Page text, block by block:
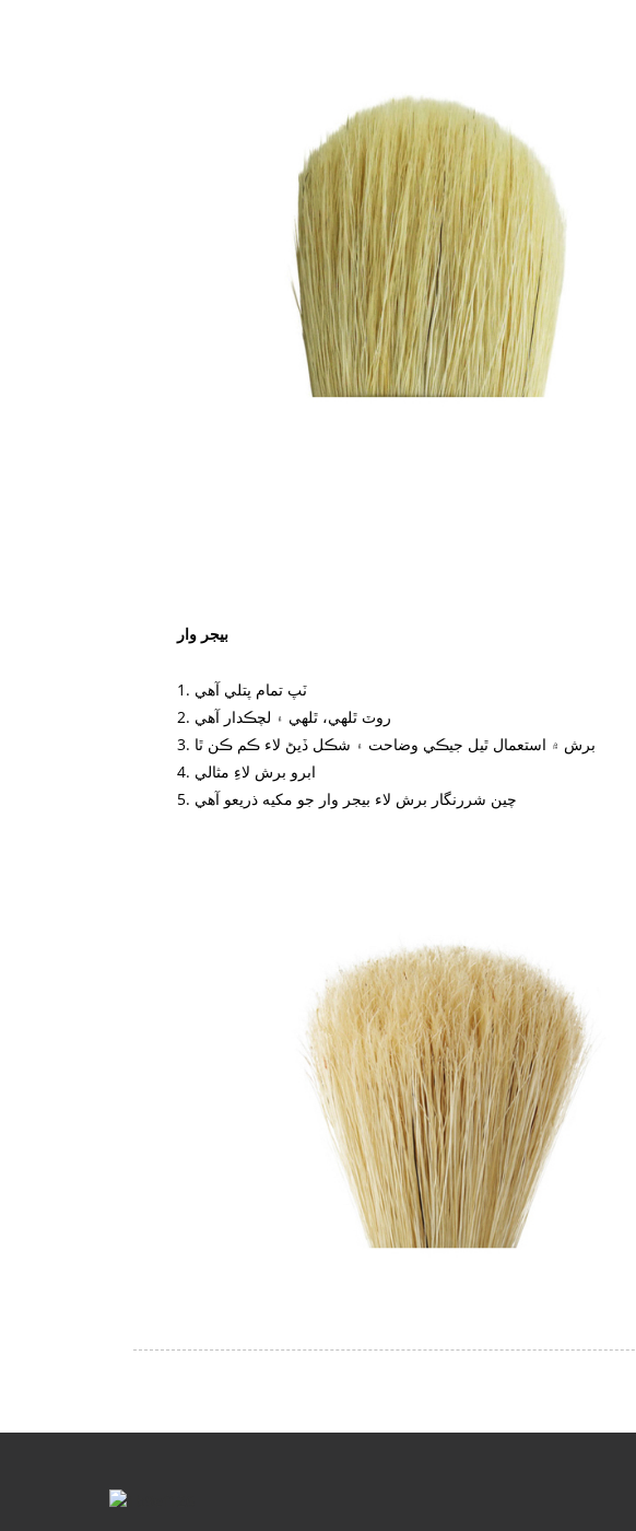
بيجر وار
1. ٽپ تمام پتلي آهي
2. روٽ ٿلهي، ٿلهي ۽ لچڪدار آهي
3. برش ۾ استعمال ٿيل جيڪي وضاحت ۽ شڪل ڏيڻ لاء ڪم ڪن ٿا
4. ابرو برش لاءِ مثالي
5. چين شررنگار برش لاء بيجر وار جو مکيه ذريعو آهي